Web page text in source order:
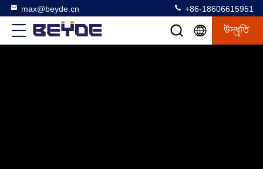
max@beyde.cn +86-18606615951
উদ্ধৃতি